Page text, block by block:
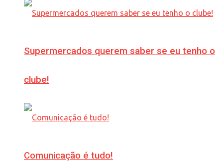
Supermercados querem saber se eu tenho o
clube!
Comunicação é tudo!